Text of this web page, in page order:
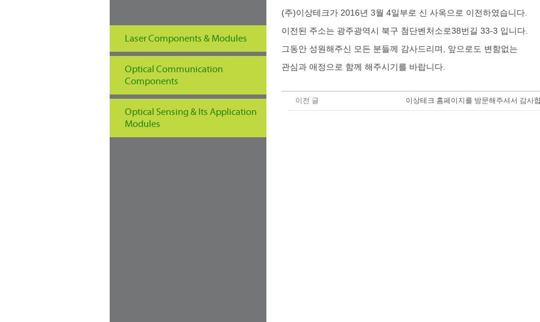
Laser Components & Modules
Optical Communication
Components
Optical Sensing & Its Application
Modules
(주)이상테크가 2016년 3월 4일부로 신 사옥으로 이전하였습니다.
이전된 주소는 광주광역시 북구 첨단벤처소로38번길 33-3 입니다.
그동안 성원해주신 모든 분들께 감사드리며, 앞으로도 변함없는
관심과 애정으로 함께 해주시기를 바랍니다.
이전 글 이상테크 홈페이지를 방문해주셔서 감사